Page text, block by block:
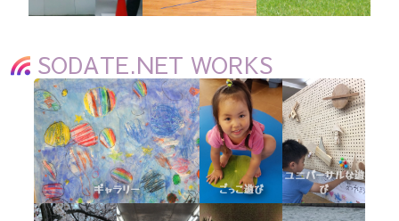
ギャラリー ごっこ遊び
ユニバーサルな遊
び